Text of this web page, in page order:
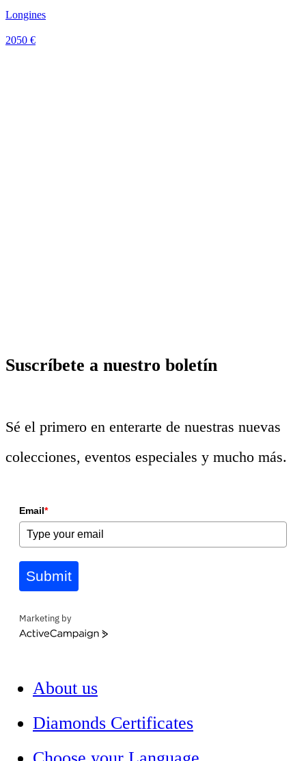
Longines
2050 €
Suscríbete a nuestro boletín
Sé el primero en enterarte de nuestras nuevas
colecciones, eventos especiales y mucho más.
Email*
Submit
Marketing by
ActiveCampaign
About us
Diamonds Certificates